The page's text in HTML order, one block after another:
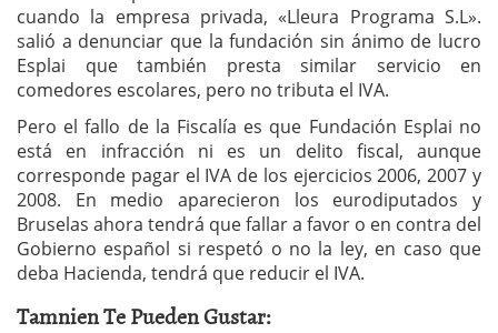
cuando la empresa privada, «Lleura Programa S.L».
salió a denunciar que la fundación sin ánimo de lucro
Esplai que también presta similar servicio en
comedores escolares, pero no tributa el IVA.
Pero el fallo de la Fiscalía es que Fundación Esplai no
está en infracción ni es un delito fiscal, aunque
corresponde pagar el IVA de los ejercicios 2006, 2007 y
2008. En medio aparecieron los eurodiputados y
Bruselas ahora tendrá que fallar a favor o en contra del
Gobierno español si respetó o no la ley, en caso que
deba Hacienda, tendrá que reducir el IVA.
Tamnien Te Pueden Gustar: